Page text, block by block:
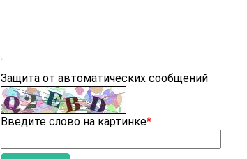
Защита от автоматических сообщений
Введите слово на картинке*